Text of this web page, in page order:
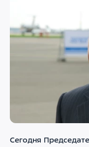
Сегодня